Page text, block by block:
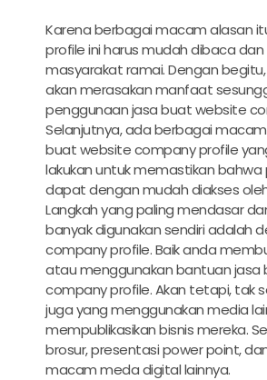
Karena berbagai macam alasan
profile ini harus mudah dibaca
masyarakat ramai. Dengan
akan merasakan manfaat
penggunaanjasa buat website
Selanjutnya, ada berbagai
buat website company profile
lakukan untuk memastikan bahwa
dapat dengan mudah diakses
Langkah yang paling mendasar
banyak digunakan sendiri adalah
company profile. Baik anda
atau menggunakan bantuanjasa
company profile.Akan tetapi, tak
juga yang menggunakan media
mempublikasikan bisnis mereka.
brosur, presentasi power point,
macam meda digital lainnya.